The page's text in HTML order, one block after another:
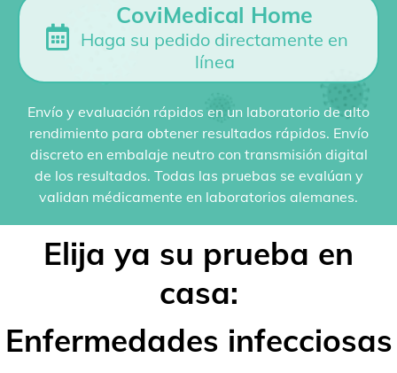
CoviMedical Home
Haga su pedido directamente en
línea
Envío y evaluación rápidos en un laboratorio de alto
rendimiento para obtener resultados rápidos. Envío
discreto en embalaje neutro con transmisión digital
de los resultados. Todas las pruebas se evalúan y
validan médicamente en laboratorios alemanes.
Elija ya su prueba en
casa:
Enfermedades infecciosas